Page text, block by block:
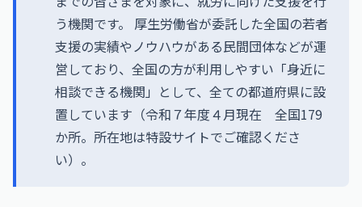
う機関です。 厚生労働省が委託した全国の若者
支援の実績やノウハウがある民間団体などが運
営しており、全国の方が利用しやすい「身近に
相談できる機関」として、全ての都道府県に設
置しています（令和７年度４月現在 全国179
か所。所在地は特設サイトでご確認くださ
い）。